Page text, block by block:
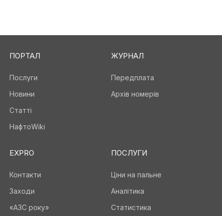
ПОРТАЛ
Послуги
Новини
Статті
НафтоWiki
ЖУРНАЛ
Передплата
Архів номерів
EXPRO
Контакти
Заходи
«АЗС року»
ПОСЛУГИ
Ціни на пальне
Аналітика
Статистика